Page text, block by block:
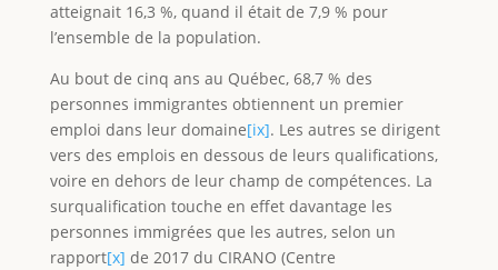
atteignait 16,3 %, quand il était de 7,9 % pour
l’ensemble de la population.
Au bout de cinq ans au Québec, 68,7 % des
personnes immigrantes obtiennent un premier
emploi dans leur domaine[ix]. Les autres se dirigent
vers des emplois en dessous de leurs qualifications,
voire en dehors de leur champ de compétences. La
surqualification touche en effet davantage les
personnes immigrées que les autres, selon un
rapport[x] de 2017 du CIRANO (Centre